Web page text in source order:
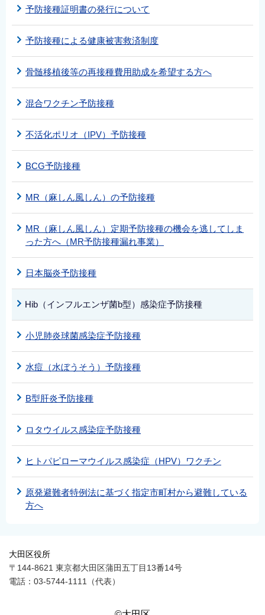
予防接種証明書の発行について
予防接種による健康被害救済制度
骨髄移植後等の再接種費用助成を希望する方へ
混合ワクチン予防接種
不活化ポリオ（IPV）予防接種
BCG予防接種
MR（麻しん風しん）の予防接種
MR（麻しん風しん）定期予防接種の機会を逃してしま
った方へ（MR予防接種漏れ事業）
日本脳炎予防接種
Hib（インフルエンザ菌b型）感染症予防接種
小児肺炎球菌感染症予防接種
水痘（水ぼうそう）予防接種
B型肝炎予防接種
ロタウイルス感染症予防接種
ヒトパピローマウイルス感染症（HPV）ワクチン
原発避難者特例法に基づく指定市町村から避難している
方へ
大田区役所
〒144-8621 東京都大田区蒲田五丁目13番14号
電話：03-5744-1111（代表）